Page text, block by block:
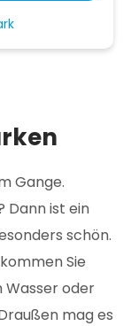
Gange.
Dann ist ein
schön.
Sie
Wasser oder
mag es